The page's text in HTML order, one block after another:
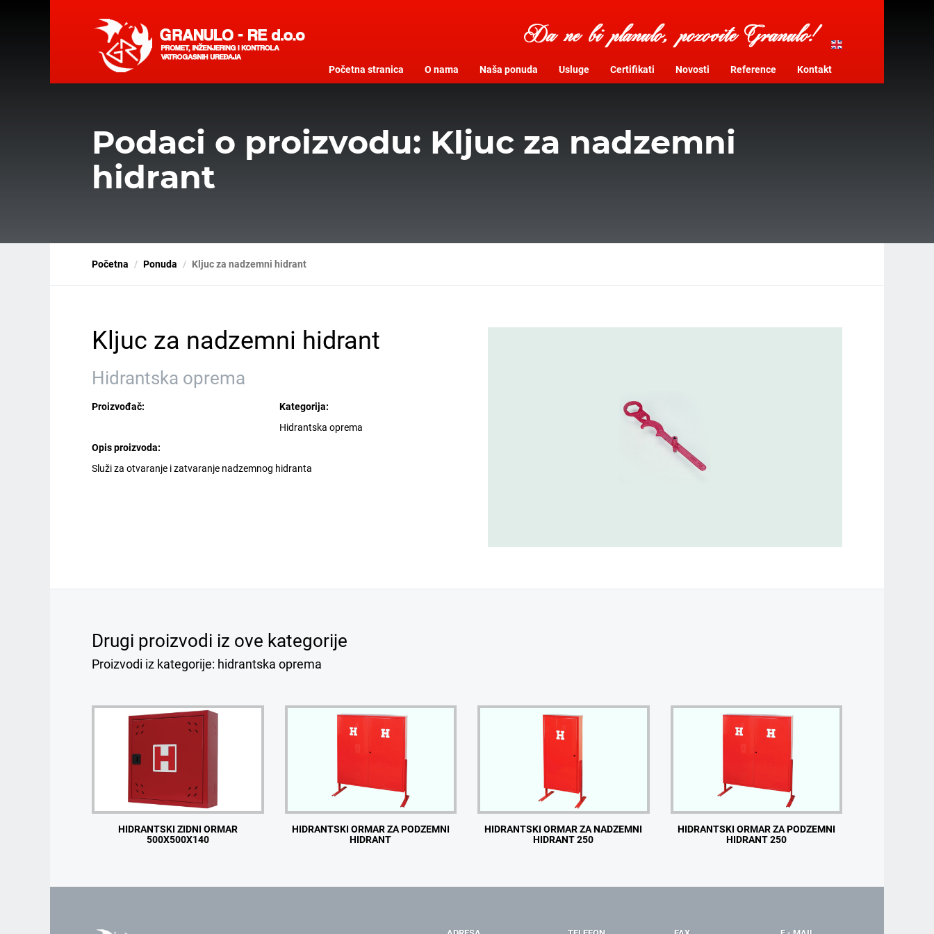
Početna stranica O nama Naša ponuda Usluge Certifikati Novosti Reference Kontakt
Podaci o proizvodu: Kljuc za nadzemni
hidrant
Početna Ponuda Kljuc za nadzemni hidrant
Kljuc za nadzemni hidrant
Hidrantska oprema
Proizvođač:
Kategorija:
Hidrantska oprema
Opis proizvoda:
Služi za otvaranje i zatvaranje nadzemnog hidranta
Drugi proizvodi iz ove kategorije
Proizvodi iz kategorije: hidrantska oprema
HIDRANTSKI ZIDNI ORMAR
500X500X140
HIDRANTSKI ORMAR ZA PODZEMNI
HIDRANT
HIDRANTSKI ORMAR ZA NADZEMNI
HIDRANT 250
HIDRANTSKI ORMAR ZA PODZEMNI
HIDRANT 250